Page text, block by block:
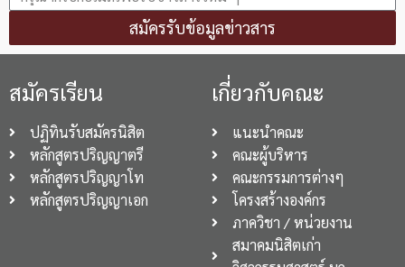
สมัครรับข้อมูลข่าวสาร
สมัครเรียน
ปฏิทินรับสมัครนิสิต
หลักสูตรปริญญาตรี
หลักสูตรปริญญาโท
หลักสูตรปริญญาเอก
เกี่ยวกับคณะ
แนะนำคณะ
คณะผู้บริหาร
คณะกรรมการต่างๆ
โครงสร้างองค์กร
ภาควิชา / หน่วยงาน
สมาคมนิสิตเก่า